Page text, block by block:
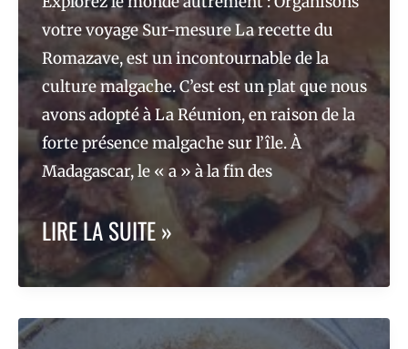
LES
RECOMMANDATIONS
LOCALES
DEVIENNENT
NOTRE
GUIDE
CULINAIRE
À
votre voyage Sur-mesure La recette du
Romazave, est un incontournable de la
culture malgache. C’est est un plat que nous
avons adopté à La Réunion, en raison de la
forte présence malgache sur l’île. À
Madagascar, le « a » à la fin des
RECETTE
MALGACHE
ROMAZAVA
LIRE LA SUITE »